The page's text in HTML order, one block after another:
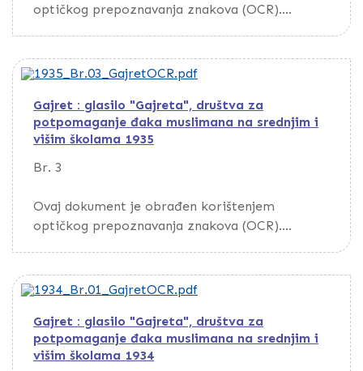
optičkog prepoznavanja znakova (OCR).
putem opcije Download
Gajret : glasilo "Gajreta", društva za
potpomaganje đaka muslimana na srednjim i
višim školama 1935
Br. 3
Ovaj dokument je obrađen korištenjem
optičkog prepoznavanja znakova (OCR).
putem opcije Download
Gajret : glasilo "Gajreta", društva za
potpomaganje đaka muslimana na srednjim i
višim školama 1934